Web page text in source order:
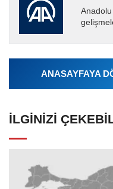
ANASAYFAYA
İLGINIZI